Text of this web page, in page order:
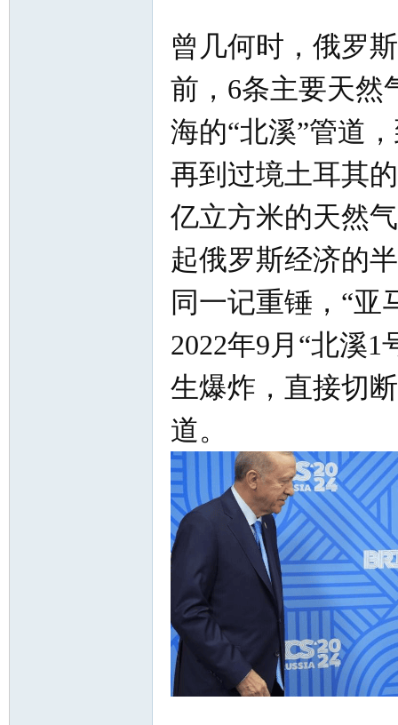
曾几何时，俄罗
前，6条主要天然
海的“北溪”管道
再到过境土耳其
亿立方米的天然
起俄罗斯经济的
同一记重锤，“亚
2022年9月“北溪
生爆炸，直接切
道。